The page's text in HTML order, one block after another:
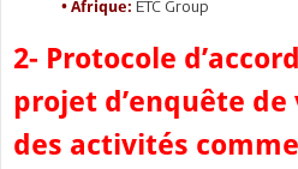
• Afrique: ETC Group
2- Protocole
projet d’enquête
des activités